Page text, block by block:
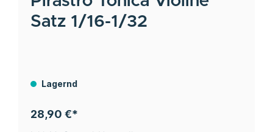
Satz 1/16-1/32
Lagernd
28,90 €*